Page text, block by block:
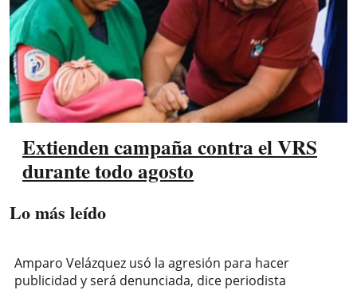
Extienden campaña contra el VRS
durante todo agosto
Lo más leído
Amparo Velázquez usó la agresión para hacer
publicidad y será denunciada, dice periodista